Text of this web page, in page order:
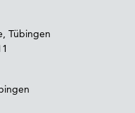
Tübingen